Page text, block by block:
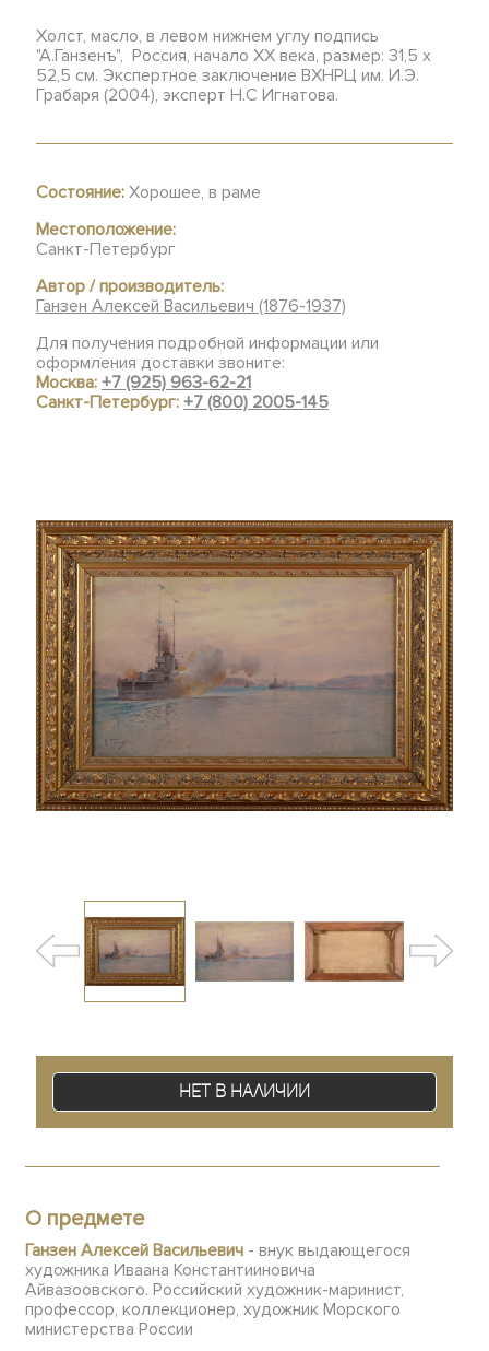
Холст, масло, в левом нижнем углу подпись
"А.Ганзенъ", Россия, начало XX века, размер: 31,5 х
52,5 см. Экспертное заключение ВХНРЦ им. И.Э.
Грабаря (2004), эксперт Н.С Игнатова.
Состояние: Хорошее, в раме
Местоположение:
Санкт-Петербург
Автор / производитель:
Ганзен Алексей Васильевич (1876-1937)
Для получения подробной информации или
оформления доставки звоните:
Москва:+7 (925) 963-62-21
Санкт-Петербург:+7 (800) 2005-145
Нет в наличии
О предмете
Ганзен Алексей Васильевич - внук выдающегося
художника Иваана Константииновича
Айвазоовского. Российский художник-маринист,
профессор, коллекционер, художник Морского
министерства России